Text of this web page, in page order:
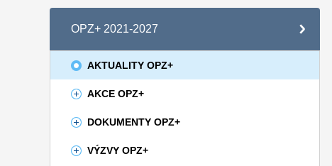
OPZ+ 2021-2027
AKTUALITY OPZ+
AKCE OPZ+
DOKUMENTY OPZ+
VÝZVY OPZ+